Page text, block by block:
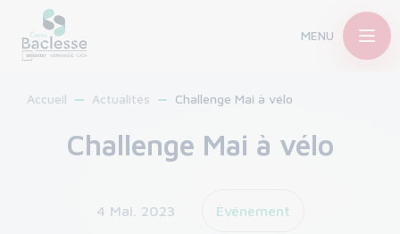
MENU
Accueil Actualités Challenge Mai à vélo
Challenge Mai à vélo
4 Mai. 2023 Événement